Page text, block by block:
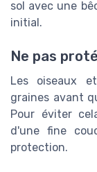
sol avec une
initial.
Ne pas
Les oiseaux
graines avant
Pour éviter
d'une fine
protection.